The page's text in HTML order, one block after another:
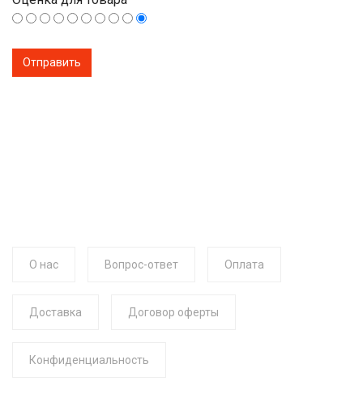
О нас Вопрос-ответ Оплата
Доставка Договор оферты
Конфиденциальность